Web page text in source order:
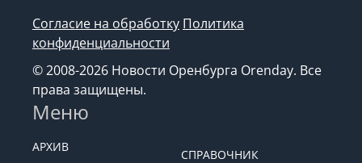
Согласие на обработку Политика
конфиденциальности
© 2008-2026 Новости Оренбурга Orenday. Все
права защищены.
Меню
АРХИВ
СПРАВОЧНИК